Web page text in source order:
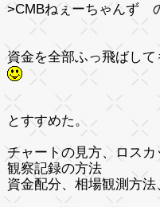
>CMBねぇーちゃんず
資金を全部ふっ飛ばし
とすすめた。
チャートの見方、ロスカ
観察記録の方法
資金配分、相場観測方法